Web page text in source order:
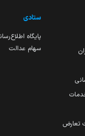
تعارض
ستادی
پایگاه
سهام عدالت